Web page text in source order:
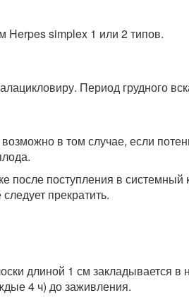
Herpes simplex 1 или 2 типов.
Период грудного
в том случае, если
после поступления в системный
прекратить.
длиной 1 см закладывается в
4 ч) до заживления.